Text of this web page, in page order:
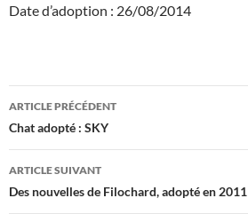
Date d’adoption : 26/08/2014
Navigation
des
articles
ARTICLE PRÉCÉDENT
Chat adopté : SKY
ARTICLE SUIVANT
Des nouvelles de Filochard, adopté en 2011